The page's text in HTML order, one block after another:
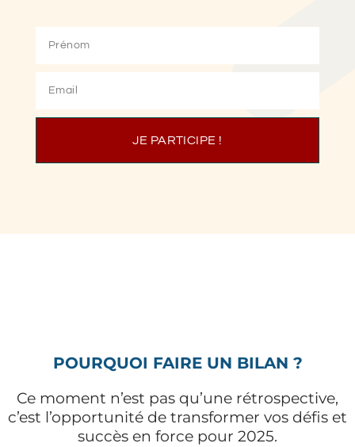
JE PARTICIPE !
POURQUOI FAIRE UN BILAN ?
Ce moment n’est pas qu’une rétrospective,
c’est l’opportunité de transformer vos défis et
succès en force pour 2025.